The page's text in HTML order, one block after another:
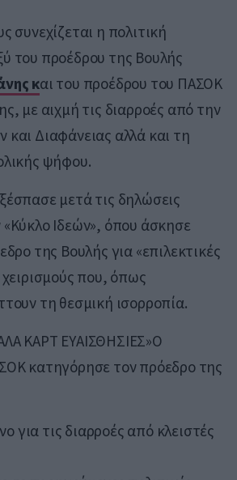
συνεχίζεται η πολιτική
του προέδρου της Βουλής
και του προέδρου του ΠΑΣΟΚ
με αιχμή τις διαρροές από την
Διαφάνειας αλλά και τη
ψήφου.
μετά τις δηλώσεις
Ιδεών», όπου άσκησε
της Βουλής για «επιλεκτικές
χειρισμούς που, όπως
τη θεσμική ισορροπία.
ΚΑΡΤ ΕΥΑΙΣΘΗΣΙΕΣ»Ο
κατηγόρησε τον πρόεδρο της
για τις διαρροές από κλειστές